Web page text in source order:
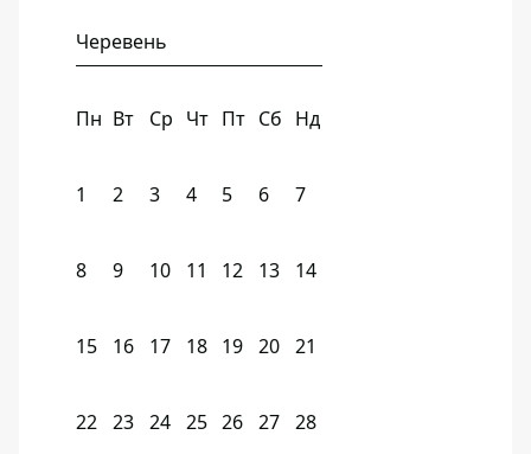
Черевень
Пн Вт Ср Чт Пт Сб Нд
1 2 3 4 5 6 7
8 9 10 11 12 13 14
15 16 17 18 19 20 21
22 23 24 25 26 27 28